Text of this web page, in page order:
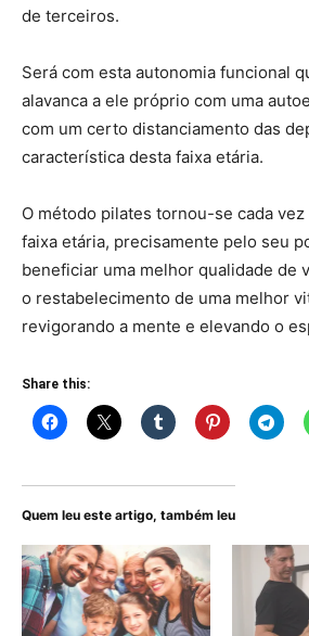
de terceiros.
Será com esta autonomia funcional
alavanca a ele próprio com uma
com um certo distanciamento das
característica desta faixa etária.
O método pilates tornou-se cada
faixa etária, precisamente pelo seu
beneficiar uma melhor qualidade de
o restabelecimento de uma melhor
revigorando a mente e elevando o
Share this:
Quem leu este artigo, também leu